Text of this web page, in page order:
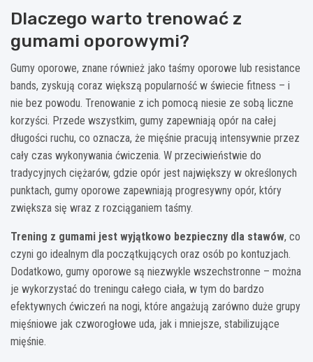
Dlaczego warto trenować z
gumami oporowymi?
Gumy oporowe, znane również jako taśmy oporowe lub resistance
bands, zyskują coraz większą popularność w świecie fitness – i
nie bez powodu. Trenowanie z ich pomocą niesie ze sobą liczne
korzyści. Przede wszystkim, gumy zapewniają opór na całej
długości ruchu, co oznacza, że mięśnie pracują intensywnie przez
cały czas wykonywania ćwiczenia. W przeciwieństwie do
tradycyjnych ciężarów, gdzie opór jest największy w określonych
punktach, gumy oporowe zapewniają progresywny opór, który
zwiększa się wraz z rozciąganiem taśmy.
Trening z gumami jest wyjątkowo bezpieczny dla stawów, co
czyni go idealnym dla początkujących oraz osób po kontuzjach.
Dodatkowo, gumy oporowe są niezwykle wszechstronne – można
je wykorzystać do treningu całego ciała, w tym do bardzo
efektywnych ćwiczeń na nogi, które angażują zarówno duże grupy
mięśniowe jak czworogłowe uda, jak i mniejsze, stabilizujące
mięśnie.